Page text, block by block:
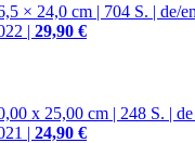
× 24,0 cm | 704 S. | de/
| 29,90 €
x 25,00 cm | 248 S. |
| 24,90 €